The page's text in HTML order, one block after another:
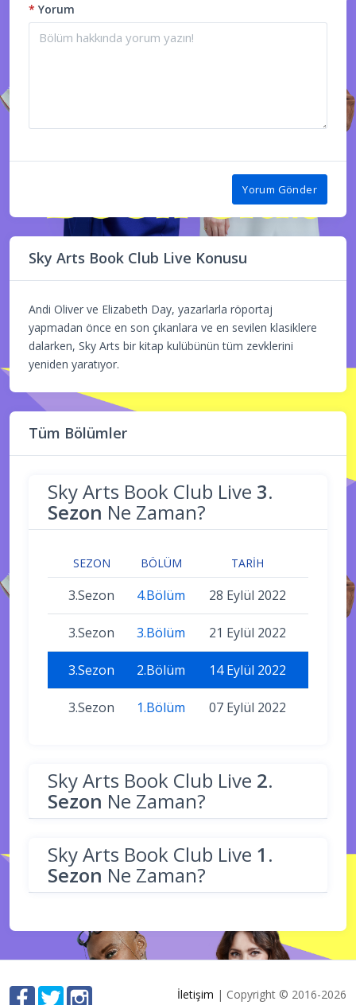
* Yorum
Yorum Gönder
Sky Arts Book Club Live Konusu
Andi Oliver ve Elizabeth Day, yazarlarla röportaj
yapmadan önce en son çıkanlara ve en sevilen klasiklere
dalarken, Sky Arts bir kitap kulübünün tüm zevklerini
yeniden yaratıyor.
Tüm Bölümler
Sky Arts Book Club Live 3.
Sezon Ne Zaman?
SEZON BÖLÜM TARIH
3.Sezon 4.Bölüm 28 Eylül 2022
3.Sezon 3.Bölüm 21 Eylül 2022
3.Sezon 2.Bölüm 14 Eylül 2022
3.Sezon 1.Bölüm 07 Eylül 2022
Sky Arts Book Club Live 2.
Sezon Ne Zaman?
Sky Arts Book Club Live 1.
Sezon Ne Zaman?
İletişim | Copyright © 2016-2026